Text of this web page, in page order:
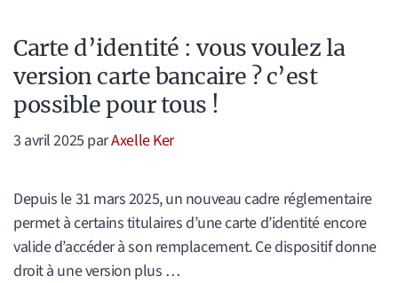
Carte d’identité : vous voulez la
version carte bancaire ? c’est
possible pour tous !
3 avril 2025 parAxelle Ker
Depuis le 31 mars 2025, un nouveau cadre réglementaire
permet à certains titulaires d’une carte d’identité encore
valide d’accéder à son remplacement. Ce dispositif donne
droit à une version plus …